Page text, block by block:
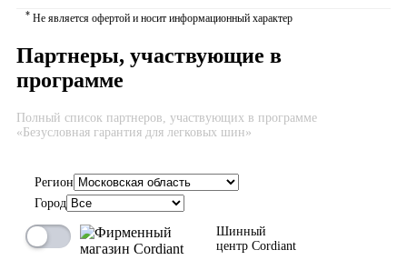
* Не является офертой и носит информационный характер
Партнеры, участвующие в
программе
Полный список партнеров, участвующих в программе
«Безусловная гарантия для легковых шин»
Регион
Город
Шинный
центр Cordiant